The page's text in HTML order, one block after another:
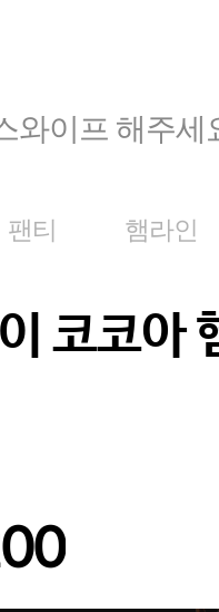
와이프 해주세
팬티 햄라인
코코아